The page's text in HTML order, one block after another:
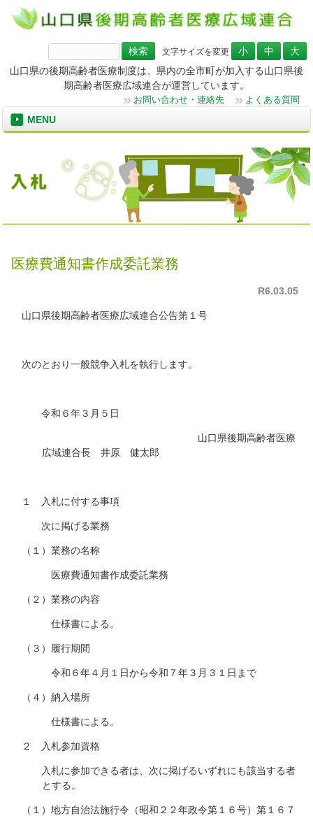
文字サイズを変更
検
索:
山口県の後期高齢者医療制度は、県内の全市町が加入する山口県後
期高齢者医療広域連合が運営しています。
お問い合わせ・連絡先 よくある質問
MENU
医療費通知書作成委託業務
R6.03.05
山口県後期高齢者医療広域連合公告第１号
次のとおり一般競争入札を執行します。
令和６年３月５日
山口県後期高齢者医療
広域連合長 井原 健太郎
１ 入札に付する事項
次に掲げる業務
（１）業務の名称
医療費通知書作成委託業務
（２）業務の内容
仕様書による。
（３）履行期間
令和６年４月１日から令和７年３月３１日まで
（４）納入場所
仕様書による。
２ 入札参加資格
入札に参加できる者は、次に掲げるいずれにも該当する者
とする。
（１）地方自治法施行令（昭和２２年政令第１６号）第１６７